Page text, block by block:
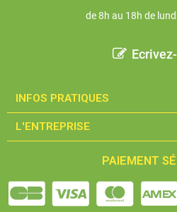
de 8h au 18h de
INFOS PRATIQUES​
L'ENTREPRISE​
PAIEMENT